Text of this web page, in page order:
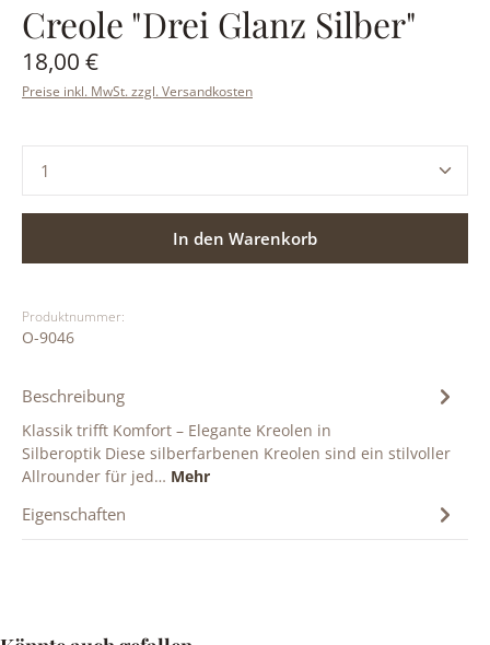
Creole "Drei Glanz Silber"
Regulärer Preis:
18,00 €
Preise inkl. MwSt. zzgl. Versandkosten
Produkt Anzahl: Gib den gewünschten Wert ein
In den Warenkorb
Produktnummer:
O-9046
Beschreibung
Klassik trifft Komfort – Elegante Kreolen in
Silberoptik Diese silberfarbenen Kreolen sind ein stilvoller
Allrounder für jed… Mehr
Eigenschaften